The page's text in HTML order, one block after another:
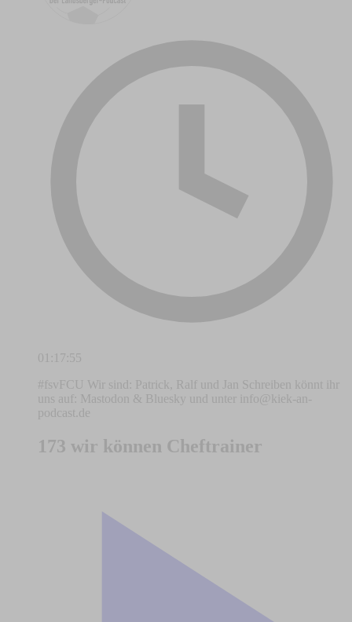
01:17:55
#fsvFCU Wir sind: Patrick, Ralf und Jan Schreiben könnt ihr
uns auf: Mastodon & Bluesky und unter
info@kiek-an-
podcast.de
173 wir können Cheftrainer